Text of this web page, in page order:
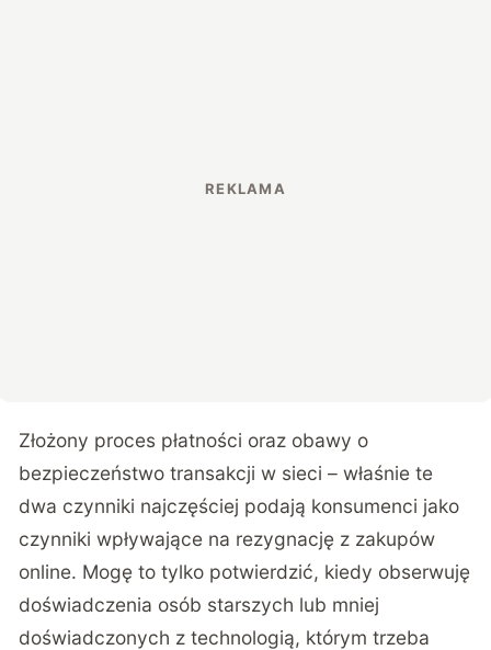
Złożony proces płatności oraz obawy o
bezpieczeństwo transakcji w sieci – właśnie te
dwa czynniki najczęściej podają konsumenci jako
czynniki wpływające na rezygnację z zakupów
online. Mogę to tylko potwierdzić, kiedy obserwuję
doświadczenia osób starszych lub mniej
doświadczonych z technologią, którym trzeba